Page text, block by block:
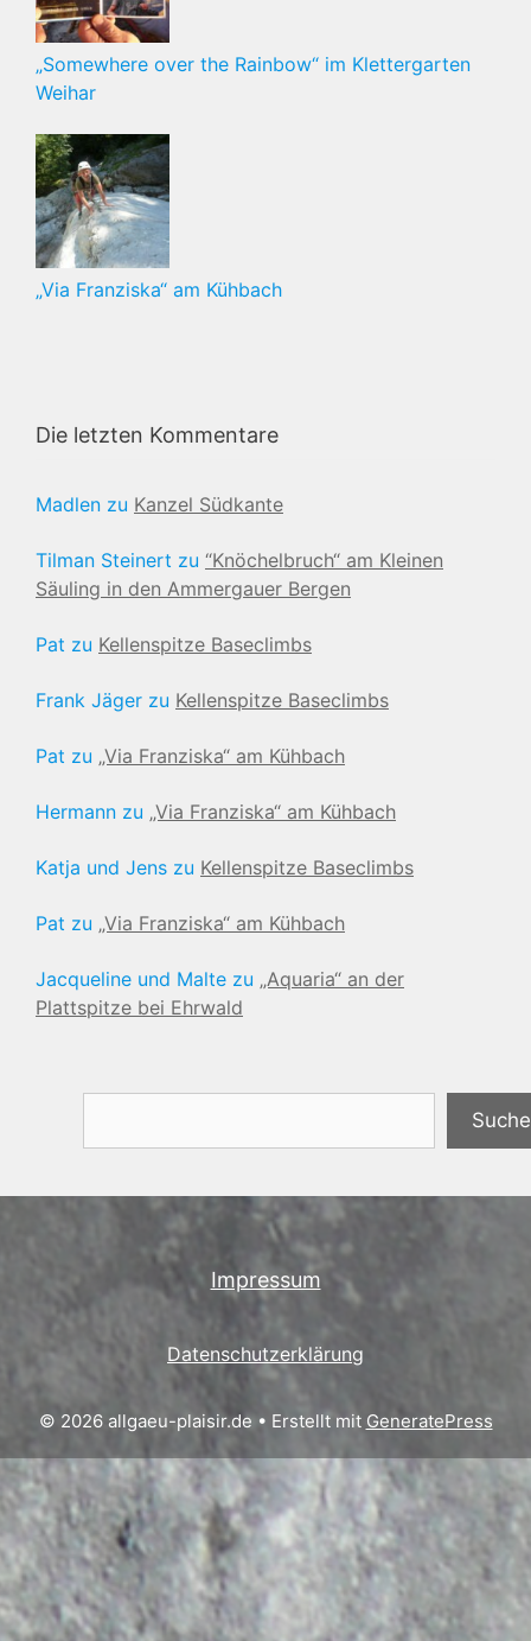
„Somewhere over the Rainbow“ im Klettergarten
Weihar
„Via Franziska“ am Kühbach
Die letzten Kommentare
Madlen zu Kanzel Südkante
Tilman Steinert zu “Knöchelbruch“ am Kleinen
Säuling in den Ammergauer Bergen
Pat zu Kellenspitze Baseclimbs
Frank Jäger zu Kellenspitze Baseclimbs
Pat zu „Via Franziska“ am Kühbach
Hermann zu „Via Franziska“ am Kühbach
Katja und Jens zu Kellenspitze Baseclimbs
Pat zu „Via Franziska“ am Kühbach
Jacqueline und Malte zu „Aquaria“ an der
Plattspitze bei Ehrwald
Impressum
Datenschutzerklärung
© 2026 allgaeu-plaisir.de • Erstellt mit GeneratePress